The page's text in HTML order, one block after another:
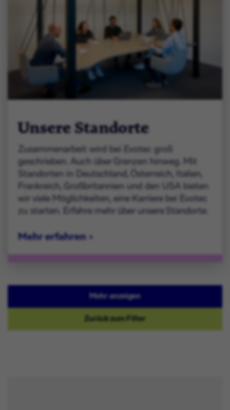
Unsere Standorte
Zusammenarbeit wird bei Evotec groß
geschrieben. Auch über Grenzen hinweg. Mit
Standorten in Deutschland, Österreich, Italien,
Frankreich, Großbritannien und den USA bieten
wir viele Möglichkeiten, eine Karriere bei Evotec
zu starten. Erfahre mehr über unsere Standorte.
Mehr erfahren
Mehr anzeigen
Zurück zum Filter